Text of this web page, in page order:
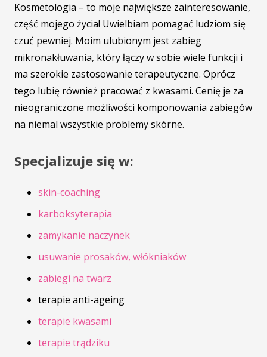
Kosmetologia – to moje największe zainteresowanie,
część mojego życia! Uwielbiam pomagać ludziom się
czuć pewniej. Moim ulubionym jest zabieg
mikronakłuwania, który łączy w sobie wiele funkcji i
ma szerokie zastosowanie terapeutyczne. Oprócz
tego lubię również pracować z kwasami. Cenię je za
nieograniczone możliwości komponowania zabiegów
na niemal wszystkie problemy skórne.
Specjalizuje się w:
skin-coaching
karboksyterapia
zamykanie naczynek
usuwanie prosaków, włókniaków
zabiegi na twarz
terapie anti-ageing
terapie kwasami
terapie trądziku